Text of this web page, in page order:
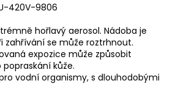
420V-9806
hořlavý aerosol. Nádoba je
zahřívání se může roztrhnout.
expozice může způsobit
kůže.
vodní organismy, s dlouhodobými